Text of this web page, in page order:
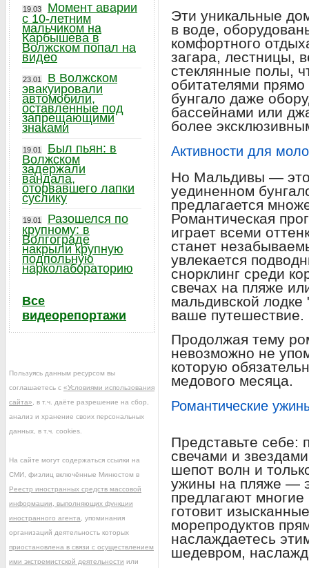
Эти уникальные
в воде,
комфортного
загара, лестницы,
стеклянные полы,
обитателями
бунгало даже
бассейнами или
более
Активности для
Но Мальдивы — это
уединенном
предлагается
Романтическая
играет всеми
станет
увлекается
снорклинг среди
свечах на пляже
мальдивской
ваше путешествие.
Продолжая тему
невозможно не
которую
медового месяца.
Романтические
Представьте себе:
свечами и
шепот волн и
ужины на пляже —
предлагают
готовит
морепродуктов
наслаждаетесь
шедевром,
19.03
Момент аварии
с 10-летним
мальчиком на
Карбышева в
Волжском попал на
видео
23.01
В Волжском
эвакуировали
автомобили,
оставленные под
запрещающими
знаками
19.01
Был пьян: в
Волжском
задержали
вандала,
оторвавшего лапки
суслику
19.01
Разошелся по
крупному: в
Волгограде
накрыли крупную
подпольную
нарколабораторию
Все
видеорепортажи
Пользуясь данным ресурсом вы
соглашаетесь с «Условиями использования
сайта» , в т.ч. даёте разрешение на сбор,
анализ и хранение своих персональных
данных, в т.ч. cookies.
На сайте могут содержаться ссылки на
СМИ, физлиц включённые Минюстом в
Реестр иностранных средств массовой
информации, выполняющих функции
иностранного агента , упоминания
организаций деятельность которых
приостановлена в связи с осуществлением
ими экстремистской деятельности или